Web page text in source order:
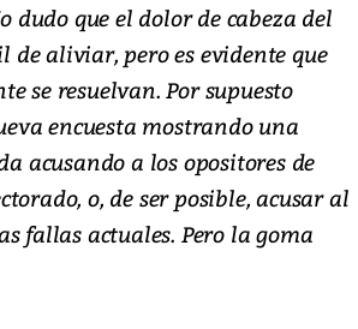
dudo que el dolor de cabeza del
de aliviar, pero es evidente que
se resuelvan. Por supuesto
encuesta mostrando una
acusando a los opositores de
o, de ser posible, acusar al
fallas actuales. Pero la goma